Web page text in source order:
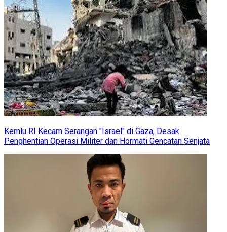
Kemlu RI Kecam Serangan "Israel" di Gaza, Desak
Penghentian Operasi Militer dan Hormati Gencatan Senjata